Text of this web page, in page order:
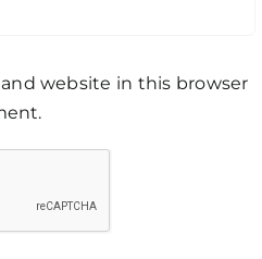
website in this browser